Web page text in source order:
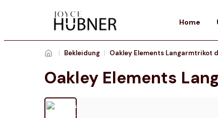
Home
| Bekleidung |
Oakley Elements